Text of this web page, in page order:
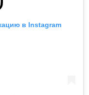
в Instagram